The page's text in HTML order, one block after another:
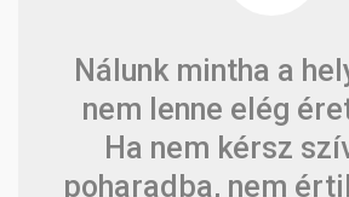
Nálunk mintha a
nem lenne elég
Ha nem kérsz
poharadba, nem